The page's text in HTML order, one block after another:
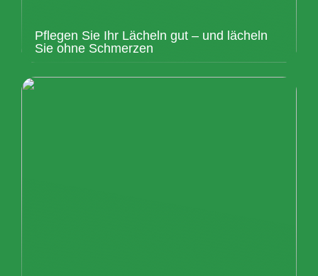
Pflegen Sie Ihr Lächeln gut – und lächeln
Sie ohne Schmerzen